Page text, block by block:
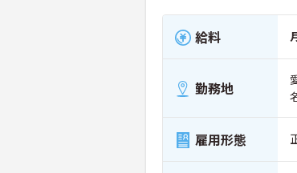
給料
勤務地
雇用形態